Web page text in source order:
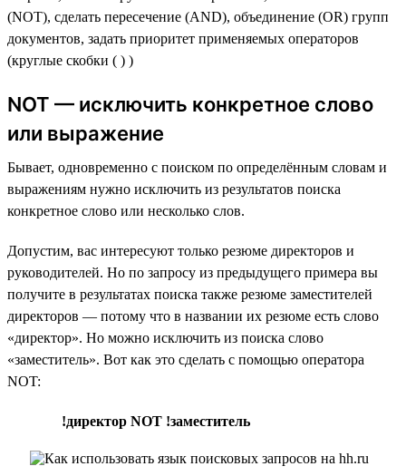
(NOT), сделать пересечение (AND), объединение (OR) групп
документов, задать приоритет применяемых операторов
(круглые скобки ( ) )
NOT — исключить конкретное слово
или выражение
Бывает, одновременно с поиском по определённым словам и
выражениям нужно исключить из результатов поиска
конкретное слово или несколько слов.
Допустим, вас интересуют только резюме директоров и
руководителей. Но по запросу из предыдущего примера вы
получите в результатах поиска также резюме заместителей
директоров — потому что в названии их резюме есть слово
«директор». Но можно исключить из поиска слово
«заместитель». Вот как это сделать с помощью оператора
NOT:
!директор NOT !заместитель